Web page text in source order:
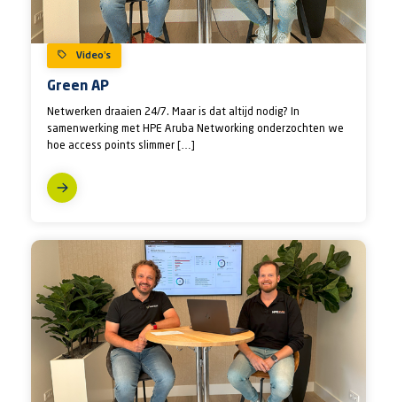
Video’s
Green AP
Netwerken draaien 24/7. Maar is dat altijd nodig? In
samenwerking met HPE Aruba Networking onderzochten we
hoe access points slimmer […]